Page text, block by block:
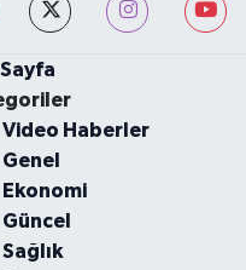
Video Haberler
Genel
Ekonomi
Güncel
Sağlık